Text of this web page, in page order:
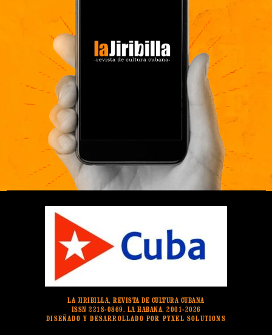
LA JIRIBILLA, REVISTA DE CULTURA CUBANA
ISSN 2218-0869. LA HABANA. 2001-2026
DISEÑADO Y DESARROLLADO POR PYXEL SOLUTIONS